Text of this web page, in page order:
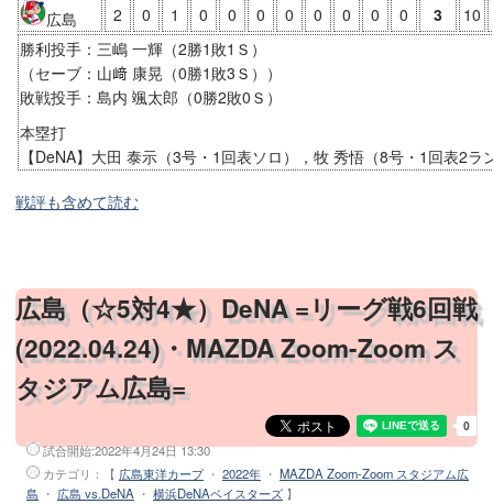
広島
2 0 1 0 0 0 0 0 0 0 0 3
10
勝利投手：三嶋 一輝（2勝1敗1Ｓ）
（セーブ：山﨑 康晃（0勝1敗3Ｓ））
敗戦投手：島内 颯太郎（0勝2敗0Ｓ）
本塁打
【DeNA】大田 泰示（3号・1回表ソロ），牧 秀悟（8号・1回表2ラ
戦評も含めて読む
広島（☆5対4★）DeNA =リーグ戦6回戦
(2022.04.24)・MAZDA Zoom-Zoom ス
タジアム広島=
試合開始:2022年4月24日 13:30
カテゴリ：【 広島東洋カープ・ 2022年 ・ MAZDA Zoom-Zoom スタジアム広
島 ・ 広島 vs.DeNA ・ 横浜DeNAベイスターズ 】